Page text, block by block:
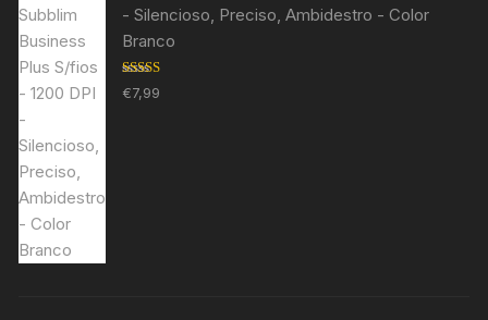
- Silencioso, Preciso, Ambidestro - Color
Branco
Avaliação
5.00de 5
€7,99